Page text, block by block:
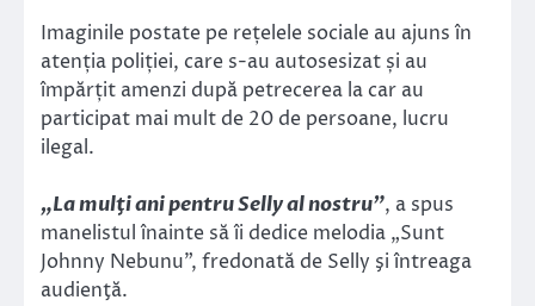
Imaginile postate pe rețelele sociale au ajuns în
atenția poliției, care s-au autosesizat și au
împărțit amenzi după petrecerea la car au
participat mai mult de 20 de persoane, lucru
ilegal.
„La mulţi ani pentru Selly al nostru”, a spus
manelistul înainte să îi dedice melodia „Sunt
Johnny Nebunu”, fredonată de Selly şi întreaga
audienţă.